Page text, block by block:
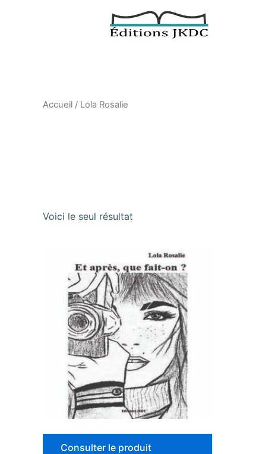
Accueil / Lola Rosalie
Voici le seul résultat
Consulter le produit